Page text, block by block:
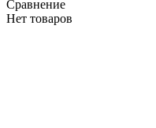
Сравнение
Нет товаров